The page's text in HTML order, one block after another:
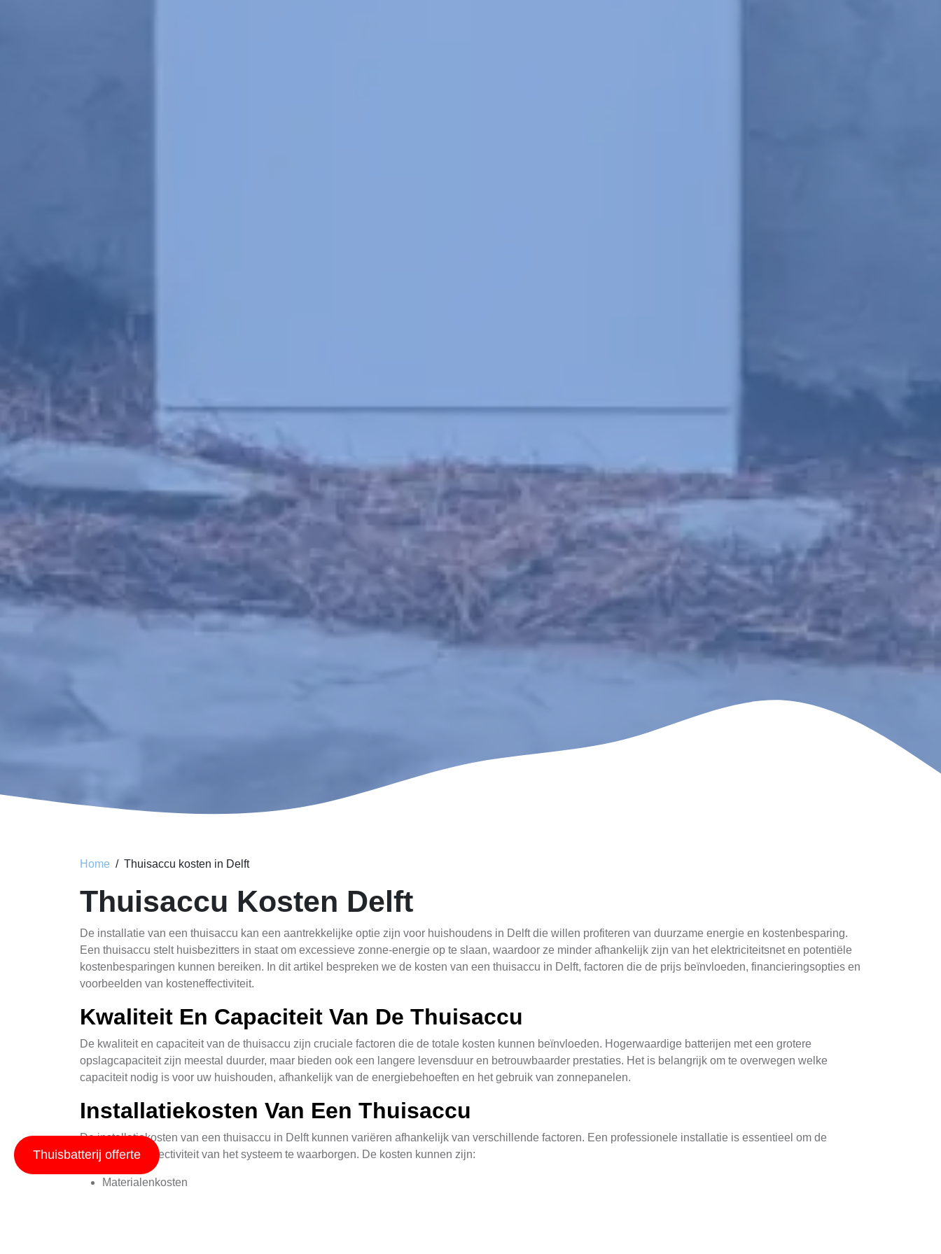
Home Thuisaccu kosten in Delft
Thuisaccu Kosten Delft
De installatie van een thuisaccu kan een aantrekkelijke optie zijn voor huishoudens in Delft die willen profiteren van duurzame energie en kostenbesparing.
Een thuisaccu stelt huisbezitters in staat om excessieve zonne-energie op te slaan, waardoor ze minder afhankelijk zijn van het elektriciteitsnet en potentiële
kostenbesparingen kunnen bereiken. In dit artikel bespreken we de kosten van een thuisaccu in Delft, factoren die de prijs beïnvloeden, financieringsopties en
voorbeelden van kosteneffectiviteit.
Kwaliteit En Capaciteit Van De Thuisaccu
De kwaliteit en capaciteit van de thuisaccu zijn cruciale factoren die de totale kosten kunnen beïnvloeden. Hogerwaardige batterijen met een grotere
opslagcapaciteit zijn meestal duurder, maar bieden ook een langere levensduur en betrouwbaarder prestaties. Het is belangrijk om te overwegen welke
capaciteit nodig is voor uw huishouden, afhankelijk van de energiebehoeften en het gebruik van zonnepanelen.
Installatiekosten Van Een Thuisaccu
De installatiekosten van een thuisaccu in Delft kunnen variëren afhankelijk van verschillende factoren. Een professionele installatie is essentieel om de
veiligheid en effectiviteit van het systeem te waarborgen. De kosten kunnen zijn:
Materialenkosten
Thuisbatterij offerte